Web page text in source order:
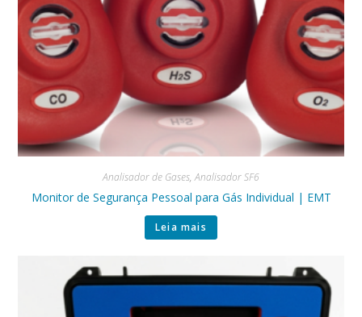
Analisador de Gases,Analisador SF6
Monitor de Segurança Pessoal para Gás Individual | EMT
Leia mais